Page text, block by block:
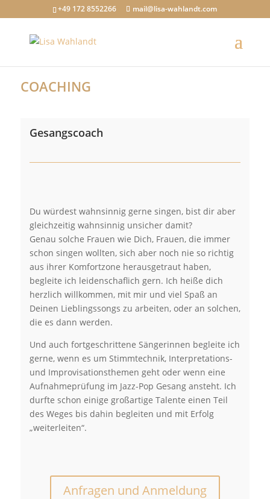
+49 172 8552266 mail@lisa-wahlandt.com
COACHING
Gesangscoach
Du würdest wahnsinnig gerne singen, bist dir aber
gleichzeitig wahnsinnig unsicher damit?
Genau solche Frauen wie Dich, Frauen, die immer
schon singen wollten, sich aber noch nie so richtig
aus ihrer Komfortzone herausgetraut haben,
begleite ich leidenschaflich gern. Ich heiße dich
herzlich willkommen, mit mir und viel Spaß an
Deinen Lieblingssongs zu arbeiten, oder an solchen,
die es dann werden.
Und auch fortgeschrittene Sängerinnen begleite ich
gerne, wenn es um Stimmtechnik, Interpretations-
und Improvisationsthemen geht oder wenn eine
Aufnahmeprüfung im Jazz-Pop Gesang ansteht. Ich
durfte schon einige großartige Talente einen Teil
des Weges bis dahin begleiten und mit Erfolg
„weiterleiten“.
Anfragen und Anmeldung